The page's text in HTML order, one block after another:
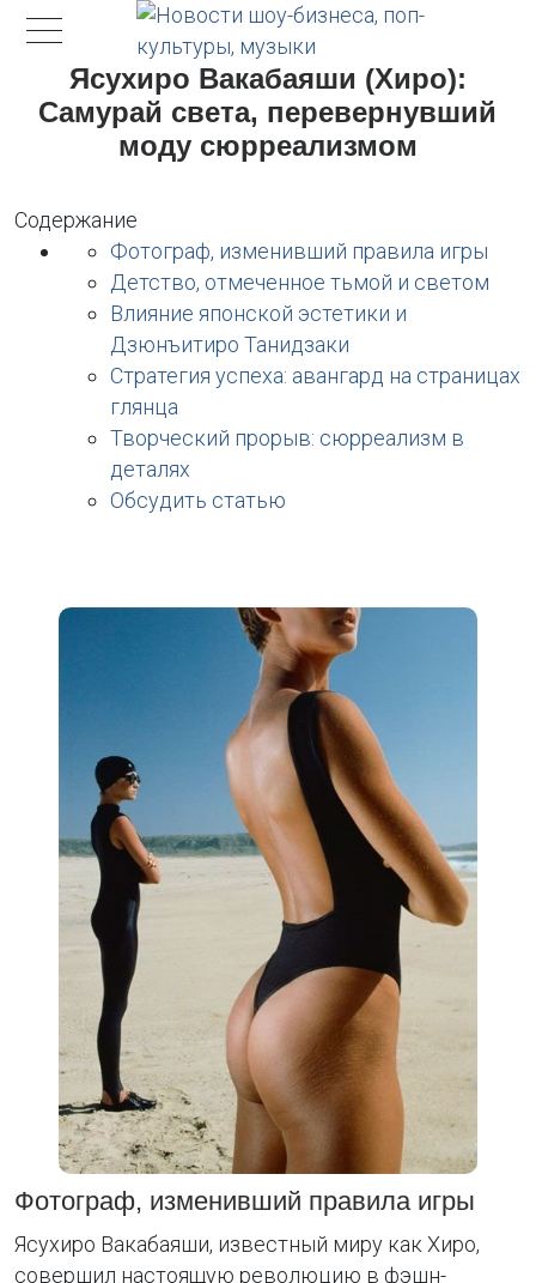
Ясухиро Вакабаяши (Хиро):
Самурай света, перевернувший
моду сюрреализмом
Содержание
Фотограф, изменивший правила игры
Детство, отмеченное тьмой и светом
Влияние японской эстетики и
Дзюнъитиро Танидзаки
Стратегия успеха: авангард на страницах
глянца
Творческий прорыв: сюрреализм в
деталях
Обсудить статью
Фотограф, изменивший правила игры
Ясухиро Вакабаяши, известный миру как Хиро,
совершил настоящую революцию в фэшн-